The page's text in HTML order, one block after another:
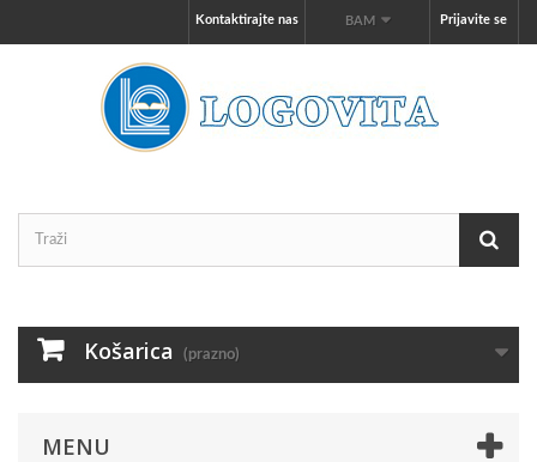
Prijavite se
BAM
Kontaktirajte nas
Košarica (prazno)
MENU